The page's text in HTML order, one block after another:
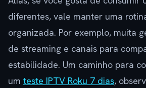
diferentes, vale manter uma
organizada. Por exemplo, muita
de streaming e canais para
estabilidade. Um caminho para
um teste IPTV Roku 7 dias,